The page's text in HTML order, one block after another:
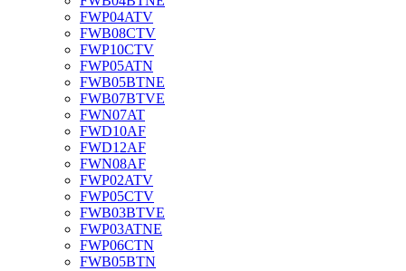
FWP04ATV
FWB08CTV
FWP10CTV
FWP05ATN
FWB05BTNE
FWB07BTVE
FWN07AT
FWD10AF
FWD12AF
FWN08AF
FWP02ATV
FWP05CTV
FWB03BTVE
FWP03ATNE
FWP06CTN
FWB05BTN